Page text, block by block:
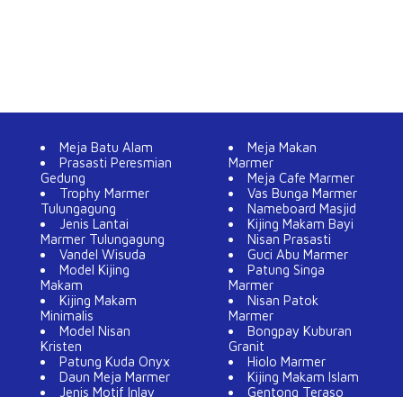
Meja Batu Alam
Prasasti Peresmian
Gedung
Trophy Marmer
Tulungagung
Jenis Lantai
Marmer Tulungagung
Vandel Wisuda
Model Kijing
Makam
Kijing Makam
Minimalis
Model Nisan
Kristen
Patung Kuda Onyx
Daun Meja Marmer
Jenis Motif Inlay
Meja Makan
Marmer
Meja Cafe Marmer
Vas Bunga Marmer
Nameboard Masjid
Kijing Makam Bayi
Nisan Prasasti
Guci Abu Marmer
Patung Singa
Marmer
Nisan Patok
Marmer
Bongpay Kuburan
Granit
Hiolo Marmer
Kijing Makam Islam
Gentong Teraso